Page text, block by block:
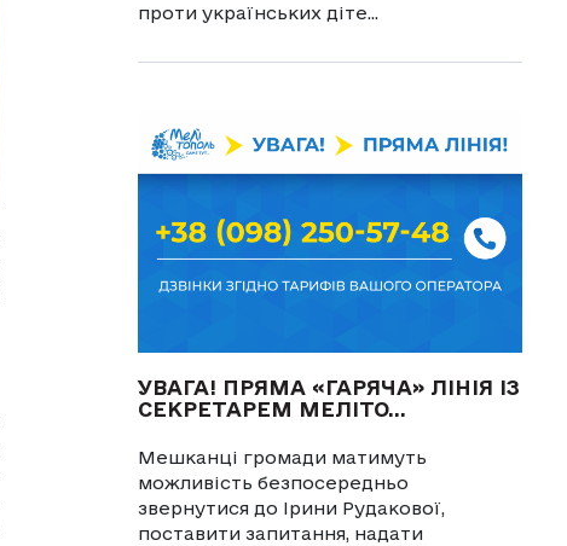
проти українських діте...
УВАГА! ПРЯМА «ГАРЯЧА» ЛІНІЯ ІЗ
СЕКРЕТАРЕМ МЕЛІТО...
Мешканці громади матимуть
можливість безпосередньо
звернутися до Ірини Рудакової,
поставити запитання, надати